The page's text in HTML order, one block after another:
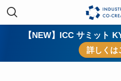
【NEW】ICC サミット
詳しくは